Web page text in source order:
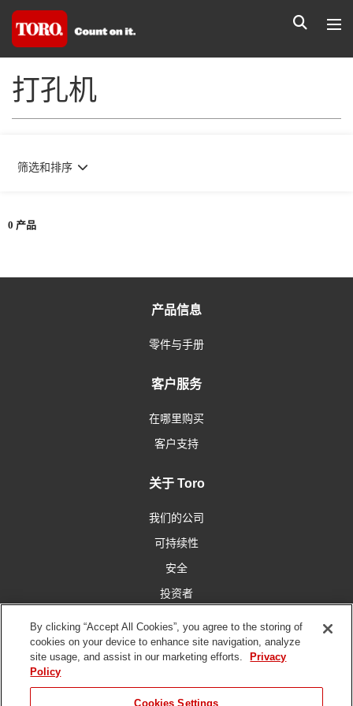
打孔机
0 产品
筛选和排序
产品信息
零件与手册
客户服务
在哪里购买
客户支持
关于 Toro
我们的公司
可持续性
安全
投资者
与我们联系
By clicking “Accept All Cookies”, you agree to the storing of
cookies on your device to enhance site navigation, analyze
site usage, and assist in our marketing efforts.
Privacy
Policy
Cookies Settings